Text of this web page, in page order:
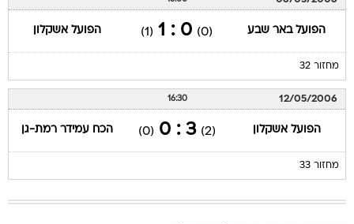
הפועל באר שבע (0)
0 : 1
(1) הפועל אשקלון
מחזור 32
12/05/2006
16:30
הפועל אשקלון (2)
3 : 0
(0) הכח עמידר רמת-גן
מחזור 33